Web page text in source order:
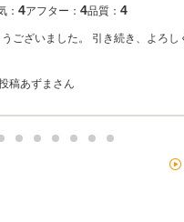
： 4アフター： 4品質： 4
ございました。 引き続き、よろし
稿あずまさん